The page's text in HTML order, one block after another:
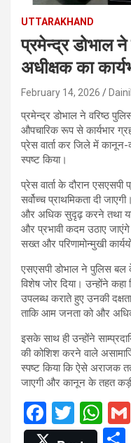
UTTARAKHAND
प्रमेन्द्र डोभाल
अधीक्षक का
February 14, 2026
प्रमेन्द्र डोभाल ने वरिष्ठ
औपचारिक रूप से कार्यभार
प्रेस वार्ता कर जिले में
स्पष्ट किया।
प्रेस वार्ता के दौरान एसएसपी
सर्वोच्च प्राथमिकता दी
और अधिक सुदृढ़ करने तथा
और प्रभावी कदम उठाए
सख्त और परिणामोन्मुखी
एसएसपी डोभाल ने पुलिस बल
विशेष जोर दिया। उन्होंने कहा
उपलब्ध कराते हुए उनकी
ताकि आम जनता को और
इसके साथ ही उन्होंने
की कोशिश करने वाले
स्पष्ट किया कि ऐसे अराजक
जाएगी और कानून के तहत कड़ी
F
a
T
wi
W
h